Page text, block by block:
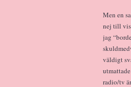
Men en
nej till
jag
väldigt
radio/tv